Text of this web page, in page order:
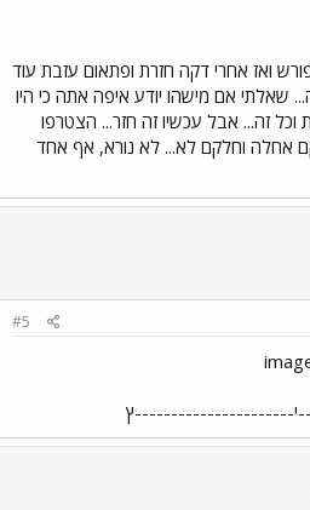
ואז אחרי דקה חזרת ופתאום עזבת עוד
שאלתי אם מישהו יודע איפה אתה כי היו
זה... אבל עכשיו זה חזר... הצטרפו
אחלה וחלקם לא... לא נורא, אף אחד
#5
י----------------------ץ